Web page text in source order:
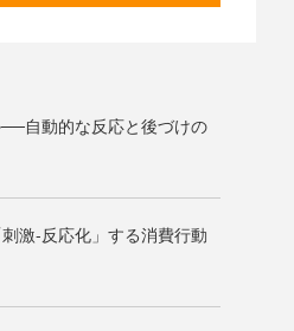
──自動的な反応と後づけの
激-反応化」する消費行動